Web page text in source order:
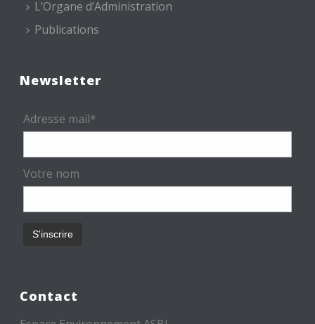
L’Organe d’Administration
Publications
Newsletter
Adresse mail*
Votre nom
Contact